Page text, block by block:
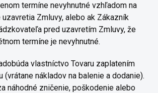
termíne nevyhnutné vzhľadom na
uzavretia Zmluvy, alebo ak Zákazník
pred uzavretím Zmluvy, že
termíne je nevyhnutné.
vlastníctvo Tovaru zaplatením
(vrátane nákladov na balenie a dodanie).
náhodné zničenie, poškodenie alebo